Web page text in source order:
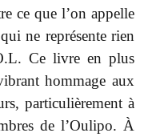
ce que l’on appelle
ne représente rien
Ce livre en plus
hommage aux
particulièrement à
de l’Oulipo. À